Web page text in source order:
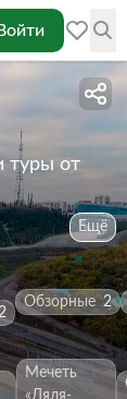
туры от
Ещё
Обзорные 2
Мечеть
«Ляля-